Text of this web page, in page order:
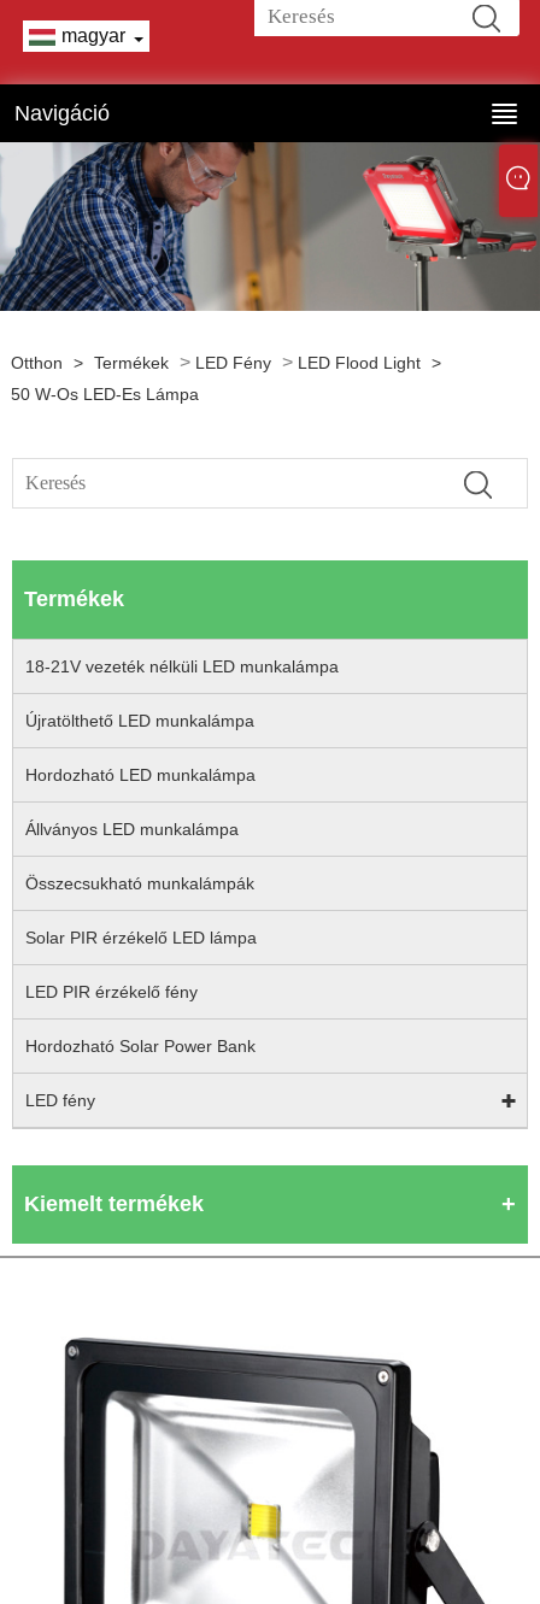
magyar
Navigáció
Otthon > Termékek > LED Fény > LED Flood Light >
50 W-Os LED-Es Lámpa
Termékek
18-21V vezeték nélküli LED munkalámpa
Újratölthető LED munkalámpa
Hordozható LED munkalámpa
Állványos LED munkalámpa
Összecsukható munkalámpák
Solar PIR érzékelő LED lámpa
LED PIR érzékelő fény
Hordozható Solar Power Bank
LED fény
Kiemelt termékek